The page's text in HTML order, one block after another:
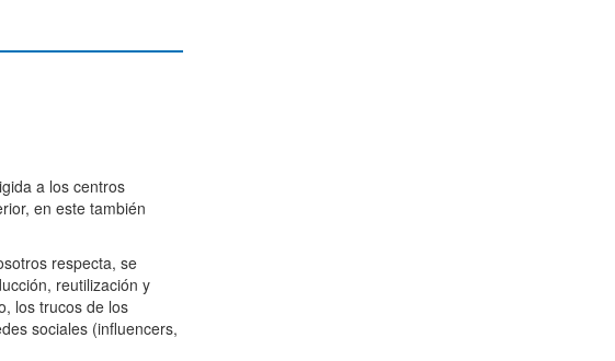
a los centros
en este también
respecta, se
reutilización y
los trucos de los
sociales (influencers,